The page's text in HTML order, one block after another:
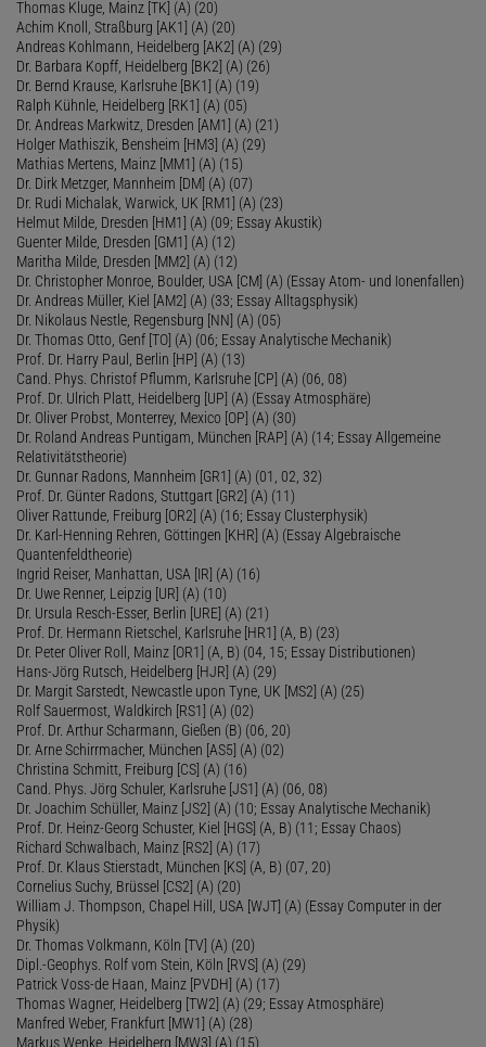
Thomas Kluge, Mainz [TK] (A) (20)
Achim Knoll, Straßburg [AK1] (A) (20)
Andreas Kohlmann, Heidelberg [AK2] (A) (29)
Dr. Barbara Kopff, Heidelberg [BK2] (A) (26)
Dr. Bernd Krause, Karlsruhe [BK1] (A) (19)
Ralph Kühnle, Heidelberg [RK1] (A) (05)
Dr. Andreas Markwitz, Dresden [AM1] (A) (21)
Holger Mathiszik, Bensheim [HM3] (A) (29)
Mathias Mertens, Mainz [MM1] (A) (15)
Dr. Dirk Metzger, Mannheim [DM] (A) (07)
Dr. Rudi Michalak, Warwick, UK [RM1] (A) (23)
Helmut Milde, Dresden [HM1] (A) (09; Essay Akustik)
Guenter Milde, Dresden [GM1] (A) (12)
Maritha Milde, Dresden [MM2] (A) (12)
Dr. Christopher Monroe, Boulder, USA [CM] (A) (Essay Atom- und Ionenfallen)
Dr. Andreas Müller, Kiel [AM2] (A) (33; Essay Alltagsphysik)
Dr. Nikolaus Nestle, Regensburg [NN] (A) (05)
Dr. Thomas Otto, Genf [TO] (A) (06; Essay Analytische Mechanik)
Prof. Dr. Harry Paul, Berlin [HP] (A) (13)
Cand. Phys. Christof Pflumm, Karlsruhe [CP] (A) (06, 08)
Prof. Dr. Ulrich Platt, Heidelberg [UP] (A) (Essay Atmosphäre)
Dr. Oliver Probst, Monterrey, Mexico [OP] (A) (30)
Dr. Roland Andreas Puntigam, München [RAP] (A) (14; Essay Allgemeine
Relativitätstheorie)
Dr. Gunnar Radons, Mannheim [GR1] (A) (01, 02, 32)
Prof. Dr. Günter Radons, Stuttgart [GR2] (A) (11)
Oliver Rattunde, Freiburg [OR2] (A) (16; Essay Clusterphysik)
Dr. Karl-Henning Rehren, Göttingen [KHR] (A) (Essay Algebraische
Quantenfeldtheorie)
Ingrid Reiser, Manhattan, USA [IR] (A) (16)
Dr. Uwe Renner, Leipzig [UR] (A) (10)
Dr. Ursula Resch-Esser, Berlin [URE] (A) (21)
Prof. Dr. Hermann Rietschel, Karlsruhe [HR1] (A, B) (23)
Dr. Peter Oliver Roll, Mainz [OR1] (A, B) (04, 15; Essay Distributionen)
Hans-Jörg Rutsch, Heidelberg [HJR] (A) (29)
Dr. Margit Sarstedt, Newcastle upon Tyne, UK [MS2] (A) (25)
Rolf Sauermost, Waldkirch [RS1] (A) (02)
Prof. Dr. Arthur Scharmann, Gießen (B) (06, 20)
Dr. Arne Schirrmacher, München [AS5] (A) (02)
Christina Schmitt, Freiburg [CS] (A) (16)
Cand. Phys. Jörg Schuler, Karlsruhe [JS1] (A) (06, 08)
Dr. Joachim Schüller, Mainz [JS2] (A) (10; Essay Analytische Mechanik)
Prof. Dr. Heinz-Georg Schuster, Kiel [HGS] (A, B) (11; Essay Chaos)
Richard Schwalbach, Mainz [RS2] (A) (17)
Prof. Dr. Klaus Stierstadt, München [KS] (A, B) (07, 20)
Cornelius Suchy, Brüssel [CS2] (A) (20)
William J. Thompson, Chapel Hill, USA [WJT] (A) (Essay Computer in der
Physik)
Dr. Thomas Volkmann, Köln [TV] (A) (20)
Dipl.-Geophys. Rolf vom Stein, Köln [RVS] (A) (29)
Patrick Voss-de Haan, Mainz [PVDH] (A) (17)
Thomas Wagner, Heidelberg [TW2] (A) (29; Essay Atmosphäre)
Manfred Weber, Frankfurt [MW1] (A) (28)
Markus Wenke, Heidelberg [MW3] (A) (15)